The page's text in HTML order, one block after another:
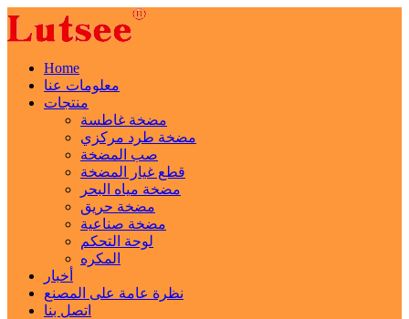
Home
معلومات عنا
منتجات
مضخة غاطسة
مضخة طرد مركزي
صب المضخة
قطع غيار المضخة
مضخة مياه البحر
مضخة حريق
مضخة صناعية
لوحة التحكم
المكره
أخبار
نظرة عامة على المصنع
اتصل بنا